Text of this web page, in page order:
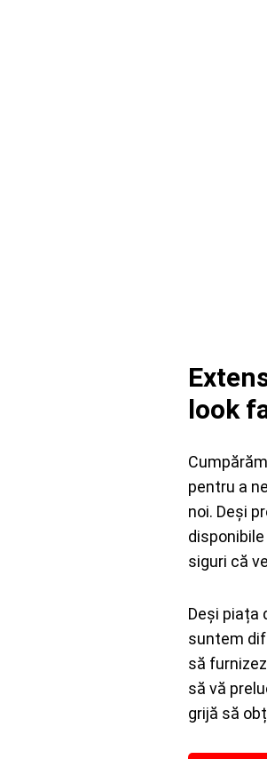
look
pentru a
noi. Deși
siguri că
Deși piața
suntem
să
să vă
grijă să